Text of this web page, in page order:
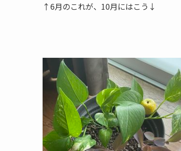
↑6月のこれが、10月にはこう↓